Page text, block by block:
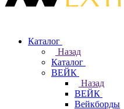
Каталог
Назад
Каталог
ВЕЙК
Назад
ВЕЙК
Вейкборды